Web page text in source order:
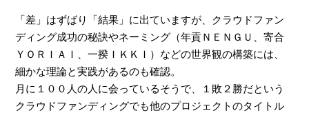
「差」はずばり「結果」に出ていますが、クラウドファン
ディング成功の秘訣やネーミング（年貢ＮＥＮＧＵ、寄合
ＹＯＲＩＡＩ、一揆ＩＫＫＩ）などの世界観の構築には、
細かな理論と実践があるのも確認。
月に１００人の人に会っているそうで、１敗２勝だという
クラウドファンディングでも他のプロジェクトのタイトル